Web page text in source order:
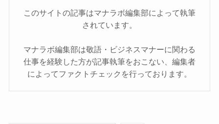
このサイトの記事はマナラボ編集部によって執筆
されています。
マナラボ編集部は敬語・ビジネスマナーに関わる
仕事を経験した方が記事執筆をおこない、編集者
によってファクトチェックを行っております。